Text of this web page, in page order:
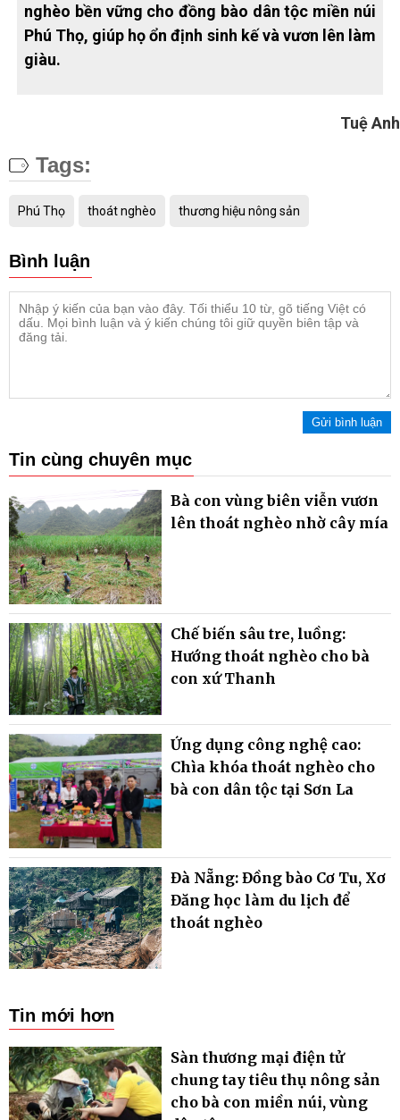
nghèo bền vững cho đồng bào dân tộc miền núi
Phú Thọ, giúp họ ổn định sinh kế và vươn lên làm
giàu.
Tuệ Anh
Tags:
Phú Thọ thoát nghèo thương hiệu nông sản
Bình luận
Gửi bình luận
Tin cùng chuyên mục
Bà con vùng biên viễn vươn
lên thoát nghèo nhờ cây mía
Chế biến sâu tre, luồng:
Hướng thoát nghèo cho bà
con xứ Thanh
Ứng dụng công nghệ cao:
Chìa khóa thoát nghèo cho
bà con dân tộc tại Sơn La
Đà Nẵng: Đồng bào Cơ Tu, Xơ
Đăng học làm du lịch để
thoát nghèo
Tin mới hơn
Sàn thương mại điện tử
chung tay tiêu thụ nông sản
cho bà con miền núi, vùng